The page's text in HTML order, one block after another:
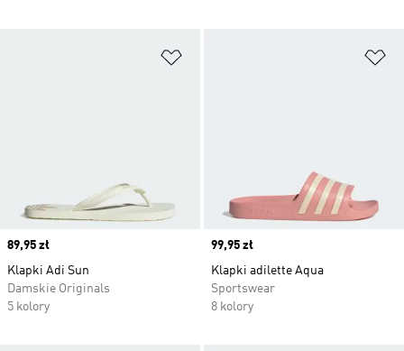
Price
89,95 zł
Klapki Adi Sun
Damskie Originals
5 kolory
Price
99,95 zł
Klapki adilette Aqua
Sportswear
8 kolory